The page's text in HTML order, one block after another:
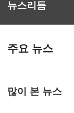
뉴스리듬
주요 뉴스
많이 본 뉴스